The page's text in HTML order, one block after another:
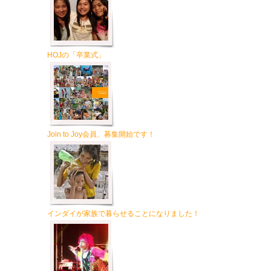
HOJの「卒業式」
Join to Joy会員、募集開始です！
インダイが家族で暮らせることになりました！